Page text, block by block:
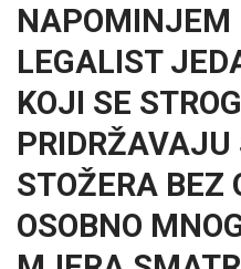
NAPOMINJEM
LEGALIST
KOJI SE
STOŽERA BEZ
OSOBNO